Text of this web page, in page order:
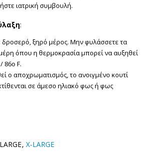
ιατρική συμβουλή.
:
ξηρό μέρος. Μην φυλάσσετε τα
όπου η θερμοκρασία μπορεί να αυξηθεί
86o F.
ο αποχρωματισμός, το ανοιγμένο κουτί
σε άμεσο ηλιακό φως ή φως
X-LARGE